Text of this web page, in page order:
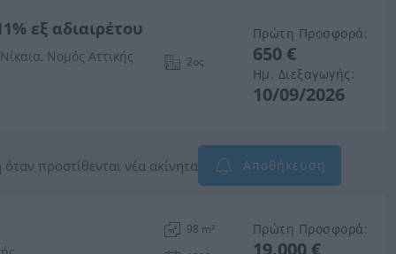
εξ αδιαιρέτου
Νομός Αττικής 2ος
Πρώτη Προσφορά:
650 €
Ημ. Διεξαγωγής:
10/09/2026
προστίθενται νέα ακίνητα Αποθήκευση
98 m²
Πρώτη Προσφορά:
19.000 €